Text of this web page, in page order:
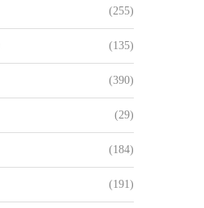
(255)
(135)
(390)
(29)
(184)
(191)